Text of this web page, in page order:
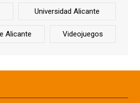
Universidad Alicante
Alicante Videojuegos